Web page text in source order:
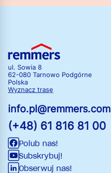
ul. Sowia 8
62-080 Tarnowo Podgórne
Polska
Wyznacz trasę
info.pl@remmers.com
(+48) 61 816 81 00
Polub nas!
Subskrybuj!
Obserwuj nas!